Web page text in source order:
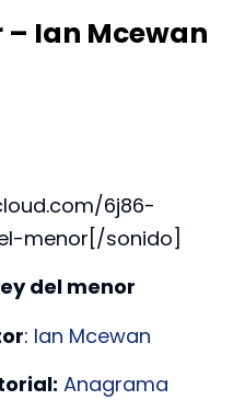
– Ian Mcewan
6j86-
menor[/sonido]
del menor
: Ian Mcewan
Anagrama